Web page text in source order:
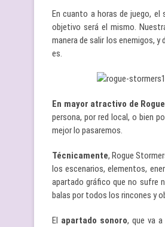
En cuanto a horas de juego, el
objetivo será el mismo.
manera de salir los enemigos,
es.
En mayor atractivo de
persona, por red local, o bien
mejor lo pasaremos.
Técnicamente, Rogue
los escenarios, elementos,
apartado gráfico que no sufre
balas por todos los rincones y
El apartado sonoro, que va